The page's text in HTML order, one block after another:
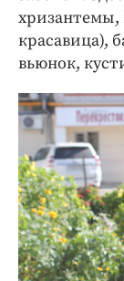
хризантемы,
красавица),
вьюнок,